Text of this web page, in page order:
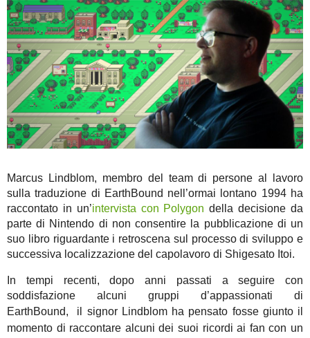
Marcus Lindblom, membro del team di persone al lavoro
sulla traduzione di EarthBound nell’ormai lontano 1994 ha
raccontato in un’intervista con Polygon della decisione da
parte di Nintendo di non consentire la pubblicazione di un
suo libro riguardante i retroscena sul processo di sviluppo e
successiva localizzazione del capolavoro di Shigesato Itoi.
In tempi recenti, dopo anni passati a seguire con
soddisfazione alcuni gruppi d’appassionati di
EarthBound,
il signor Lindblom ha pensato fosse giunto il
momento di raccontare alcuni dei suoi ricordi ai fan con un